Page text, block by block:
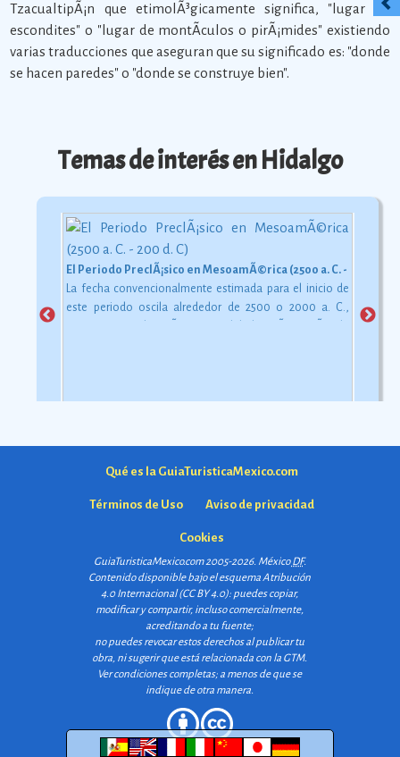
TzacualtipÃ¡n que etimolÃ³gicamente significa, "lugar de
escondites" o "lugar de montÃ­culos o pirÃ¡mides" existiendo
varias traducciones que aseguran que su significado es: "donde
se hacen paredes" o "donde se construye bien".
Temas de interés en Hidalgo
El Periodo PreclÃ¡sico en MesoamÃ©rica (2500 a. C. - 200 d. C)
La fecha convencionalmente estimada para el inicio de
este periodo oscila alrededor de 2500 o 2000 a. C.,
Qué es la GuiaTuristicaMexico.com
Términos de Uso Aviso de privacidad
Cookies
GuiaTuristicaMexico.com 2005-2026. MéxicoDF.
Contenido disponible bajo el esquemaAtribución
4.0 Internacional (CC BY 4.0): puedes copiar,
modificar y compartir, incluso comercialmente,
acreditando a tu fuente;
no puedes revocar estos derechos al publicar tu
obra, ni sugerir que está relacionada con la GTM.
Ver condiciones completas; a menos de que se
indique de otra manera.